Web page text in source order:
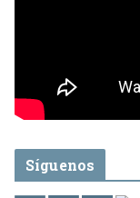
Síguenos